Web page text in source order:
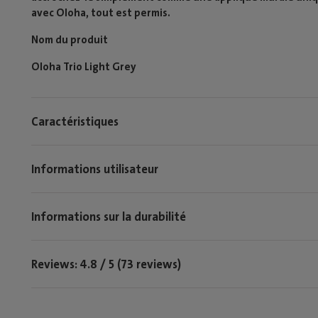
avec Oloha, tout est permis.
Nom du produit
Oloha Trio Light Grey
Caractéristiques
Informations utilisateur
Informations sur la durabilité
Reviews: 4.8 / 5 (73 reviews)